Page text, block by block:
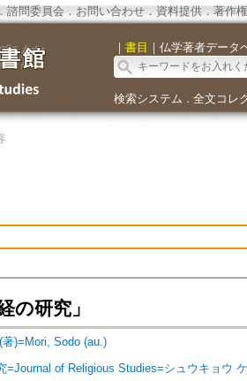
． 諮問委員会． お問い合わせ． 資料提供． 著作
｜ 書目 ｜ 仏学著者データ
検索システム ． 全文コレ
の研究」
)=Mori, Sodo (au.)
=Journal of Religious Studies=シュウキョウ